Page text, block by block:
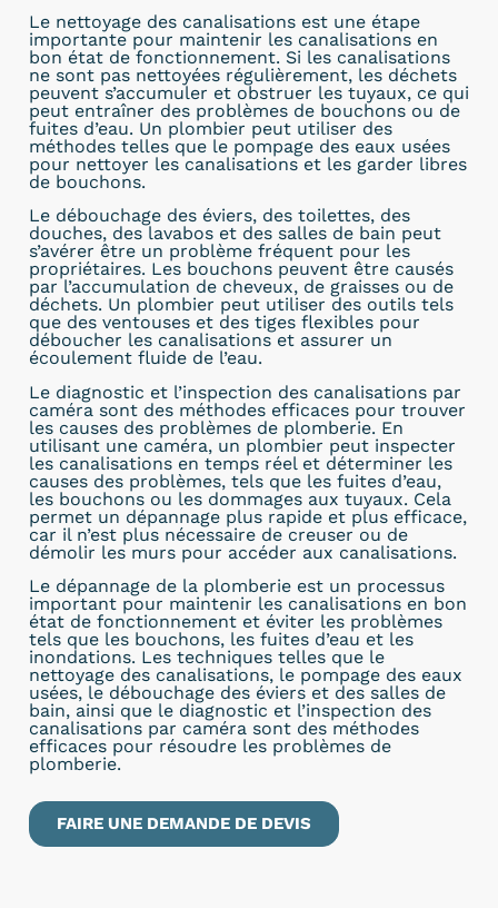
Le nettoyage des canalisations est une étape
importante pour maintenir les canalisations en
bon état de fonctionnement. Si les canalisations
ne sont pas nettoyées régulièrement, les déchets
peuvent s’accumuler et obstruer les tuyaux, ce qui
peut entraîner des problèmes de bouchons ou de
fuites d’eau. Un plombier peut utiliser des
méthodes telles que le pompage des eaux usées
pour nettoyer les canalisations et les garder libres
de bouchons.
Le débouchage des éviers, des toilettes, des
douches, des lavabos et des salles de bain peut
s’avérer être un problème fréquent pour les
propriétaires. Les bouchons peuvent être causés
par l’accumulation de cheveux, de graisses ou de
déchets. Un plombier peut utiliser des outils tels
que des ventouses et des tiges flexibles pour
déboucher les canalisations et assurer un
écoulement fluide de l’eau.
Le diagnostic et l’inspection des canalisations par
caméra sont des méthodes efficaces pour trouver
les causes des problèmes de plomberie. En
utilisant une caméra, un plombier peut inspecter
les canalisations en temps réel et déterminer les
causes des problèmes, tels que les fuites d’eau,
les bouchons ou les dommages aux tuyaux. Cela
permet un dépannage plus rapide et plus efficace,
car il n’est plus nécessaire de creuser ou de
démolir les murs pour accéder aux canalisations.
Le dépannage de la plomberie est un processus
important pour maintenir les canalisations en bon
état de fonctionnement et éviter les problèmes
tels que les bouchons, les fuites d’eau et les
inondations. Les techniques telles que le
nettoyage des canalisations, le pompage des eaux
usées, le débouchage des éviers et des salles de
bain, ainsi que le diagnostic et l’inspection des
canalisations par caméra sont des méthodes
efficaces pour résoudre les problèmes de
plomberie.
FAIRE UNE DEMANDE DE DEVIS